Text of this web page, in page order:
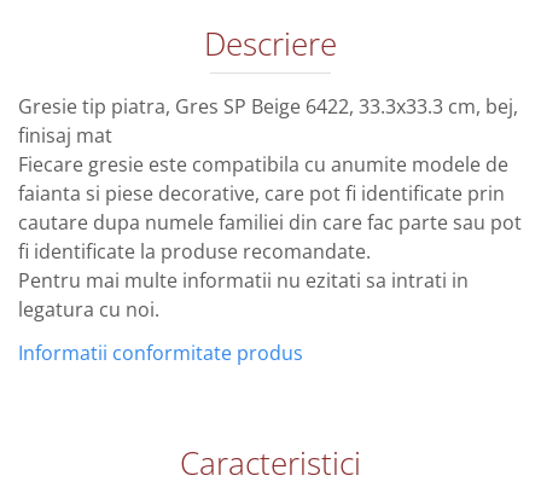
Descriere
Gresie tip piatra, Gres SP Beige 6422, 33.3x33.3 cm, bej,
finisaj mat
Fiecare gresie este compatibila cu anumite modele de
faianta si piese decorative, care pot fi identificate prin
cautare dupa numele familiei din care fac parte sau pot
fi identificate la produse recomandate.
Pentru mai multe informatii nu ezitati sa intrati in
legatura cu noi.
Informatii conformitate produs
Caracteristici